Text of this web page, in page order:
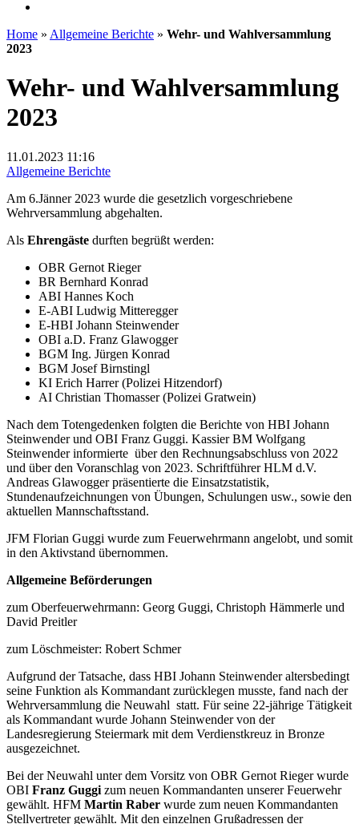
Home » Allgemeine Berichte » Wehr- und Wahlversammlung
2023
Wehr- und Wahlversammlung
2023
11.01.2023 11:16
Allgemeine Berichte
Am 6.Jänner 2023 wurde die gesetzlich vorgeschriebene
Wehrversammlung abgehalten.
Als Ehrengäste durften begrüßt werden:
OBR Gernot Rieger
BR Bernhard Konrad
ABI Hannes Koch
E-ABI Ludwig Mitteregger
E-HBI Johann Steinwender
OBI a.D. Franz Glawogger
BGM Ing. Jürgen Konrad
BGM Josef Birnstingl
KI Erich Harrer (Polizei Hitzendorf)
AI Christian Thomasser (Polizei Gratwein)
Nach dem Totengedenken folgten die Berichte von HBI Johann
Steinwender und OBI Franz Guggi. Kassier BM Wolfgang
Steinwender informierte über den Rechnungsabschluss von 2022
und über den Voranschlag von 2023. Schriftführer HLM d.V.
Andreas Glawogger präsentierte die Einsatzstatistik,
Stundenaufzeichnungen von Übungen, Schulungen usw., sowie den
aktuellen Mannschaftsstand.
JFM Florian Guggi wurde zum Feuerwehrmann angelobt, und somit
in den Aktivstand übernommen.
Allgemeine Beförderungen
zum Oberfeuerwehrmann: Georg Guggi, Christoph Hämmerle und
David Preitler
zum Löschmeister: Robert Schmer
Aufgrund der Tatsache, dass HBI Johann Steinwender altersbedingt
seine Funktion als Kommandant zurücklegen musste, fand nach der
Wehrversammlung die Neuwahl statt. Für seine 22-jährige Tätigkeit
als Kommandant wurde Johann Steinwender von der
Landesregierung Steiermark mit dem Verdienstkreuz in Bronze
ausgezeichnet.
Bei der Neuwahl unter dem Vorsitz von OBR Gernot Rieger wurde
OBI Franz Guggi zum neuen Kommandanten unserer Feuerwehr
gewählt. HFM Martin Raber wurde zum neuen Kommandanten
Stellvertreter gewählt. Mit den einzelnen Grußadressen der